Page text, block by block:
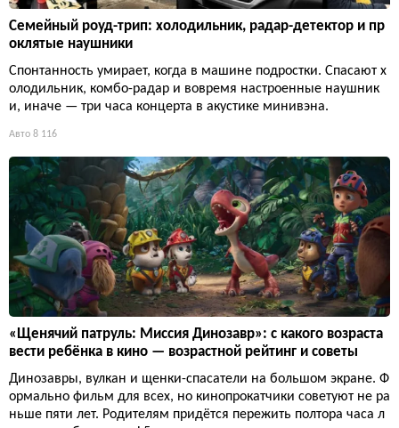
Семейный роуд-трип: холодильник, радар-детектор и пр
оклятые наушники
Спонтанность умирает, когда в машине подростки. Спасают х
олодильник, комбо-радар и вовремя настроенные наушник
и, иначе — три часа концерта в акустике минивэна.
Авто 8 116
«Щенячий патруль: Миссия Динозавр»: с какого возраста
вести ребёнка в кино — возрастной рейтинг и советы
Динозавры, вулкан и щенки-спасатели на большом экране. Ф
ормально фильм для всех, но кинопрокатчики советуют не ра
ньше пяти лет. Родителям придётся пережить полтора часа л